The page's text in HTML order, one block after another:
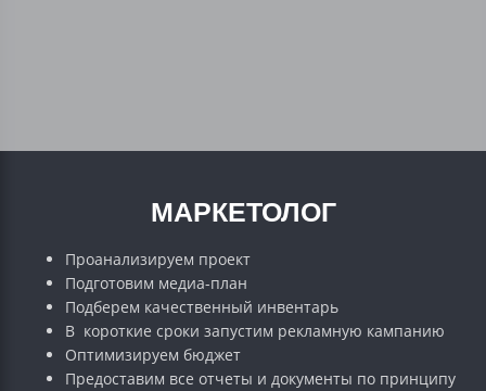
МАРКЕТОЛОГ
Проанализируем проект
Подготовим медиа-план
Подберем качественный инвентарь
В короткие сроки запустим рекламную кампанию
Оптимизируем бюджет
Предоставим все отчеты и документы по принципу